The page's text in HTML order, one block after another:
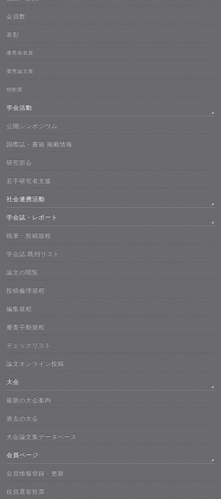
会員数
表彰
優秀発表賞
優秀論文賞
独創賞
学会活動
公開シンポジウム
国際誌・書籍 掲載情報
研究部会
若手研究者支援
社会連携活動
学会誌・レポート
執筆・投稿規程
学会誌 既刊リスト
論文の閲覧
投稿倫理規程
編集規程
審査手順規程
チェックリスト
論文オンライン投稿
大会
最新の大会案内
過去の大会
大会論文集データベース
会員ページ
会員情報登録・更新
役員選挙投票